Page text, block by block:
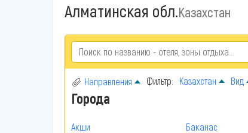
Алматинская обл.Казахстан
Направления Фильтр: Казахстан Вид
Города
Акши Баканас